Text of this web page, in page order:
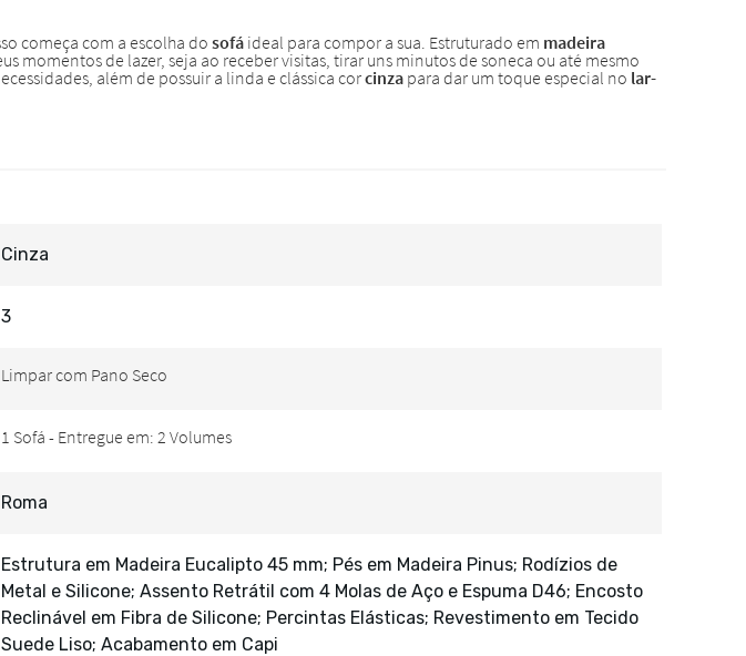
Cinza
3
Roma
Estrutura em Madeira Eucalipto 45 mm; Pés em Madeira Pinus; Rodízios de
Metal e Silicone; Assento Retrátil com 4 Molas de Aço e Espuma D46; Encosto
Reclinável em Fibra de Silicone; Percintas Elásticas; Revestimento em Tecido
Suede Liso; Acabamento em Capi